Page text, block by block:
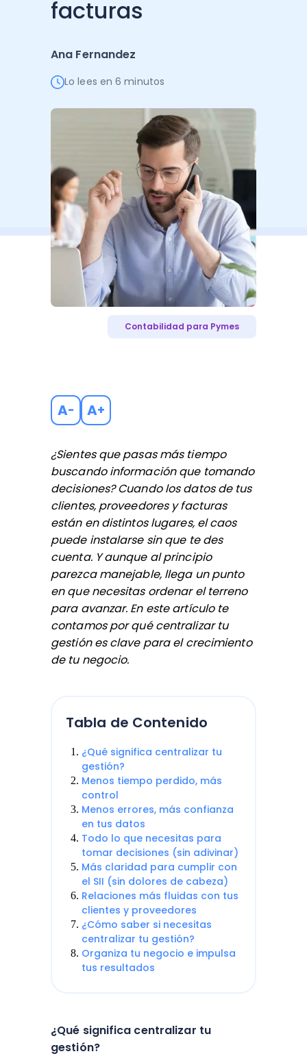
Administración Empresarial
Ver todo
Ver Todo
facturas
Ana Fernandez
Lo lees en 6 minutos
Contabilidad para Pymes
A- A+
¿Sientes que pasas más tiempo
buscando información que tomando
decisiones? Cuando los datos de tus
clientes, proveedores y facturas
están en distintos lugares, el caos
puede instalarse sin que te des
cuenta. Y aunque al principio
parezca manejable, llega un punto
en que necesitas ordenar el terreno
para avanzar. En este artículo te
contamos por qué centralizar tu
gestión es clave para el crecimiento
de tu negocio.
Tabla de Contenido
¿Qué significa centralizar tu
gestión?
Menos tiempo perdido, más
control
Menos errores, más confianza
en tus datos
Todo lo que necesitas para
tomar decisiones (sin adivinar)
Más claridad para cumplir con
el SII (sin dolores de cabeza)
Relaciones más fluidas con tus
clientes y proveedores
¿Cómo saber si necesitas
centralizar tu gestión?
Organiza tu negocio e impulsa
tus resultados
¿Qué significa centralizar tu
gestión?